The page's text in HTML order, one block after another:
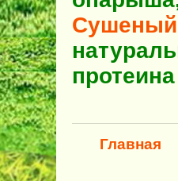
Главная